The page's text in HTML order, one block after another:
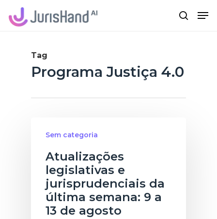
search
Tag
Programa Justiça 4.0
Sem categoria
Atualizações
legislativas e
jurisprudenciais da
última semana: 9 a
13 de agosto